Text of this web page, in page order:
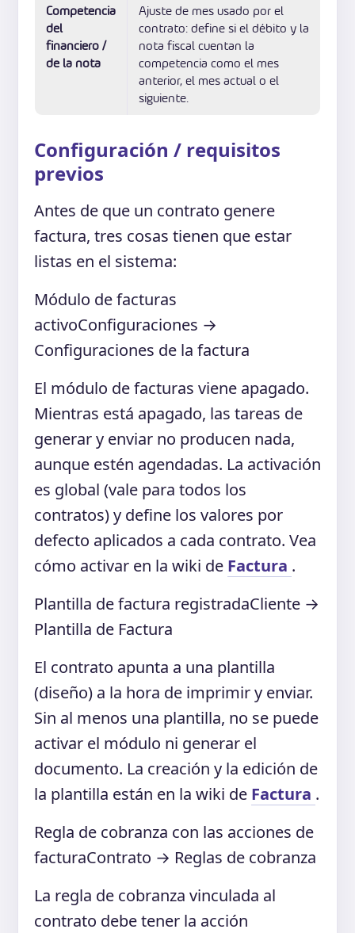
Competencia
del
financiero /
de la nota
Ajuste de mes usado por el
contrato: define si el débito y la
nota fiscal cuentan la
competencia como el mes
anterior, el mes actual o el
siguiente.
Configuración / requisitos
previos
Antes de que un contrato genere
factura, tres cosas tienen que estar
listas en el sistema:
Módulo de facturas
activoConfiguraciones →
Configuraciones de la factura
El módulo de facturas viene apagado.
Mientras está apagado, las tareas de
generar y enviar no producen nada,
aunque estén agendadas. La activación
es global (vale para todos los
contratos) y define los valores por
defecto aplicados a cada contrato. Vea
cómo activar en la wiki de Factura .
Plantilla de factura registradaCliente →
Plantilla de Factura
El contrato apunta a una plantilla
(diseño) a la hora de imprimir y enviar.
Sin al menos una plantilla, no se puede
activar el módulo ni generar el
documento. La creación y la edición de
la plantilla están en la wiki de Factura .
Regla de cobranza con las acciones de
facturaContrato → Reglas de cobranza
La regla de cobranza vinculada al
contrato debe tener la acción